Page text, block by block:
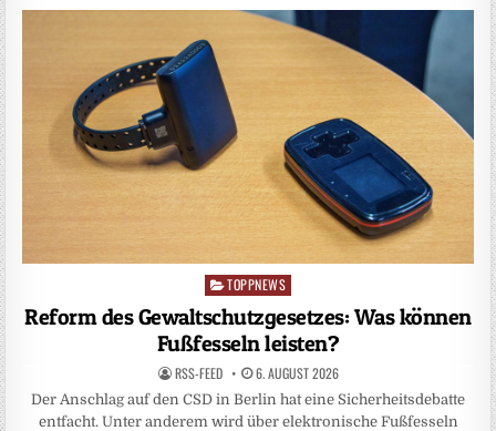
Posted
TOPPNEWS
Reform des Gewaltschutzgesetzes: Was können
Fußfesseln leisten?
RSS-FEED 6. AUGUST 2026
Der Anschlag auf den CSD in Berlin hat eine Sicherheitsdebatte
entfacht. Unter anderem wird über elektronische Fußfesseln